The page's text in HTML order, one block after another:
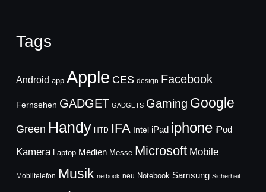
Tags
Android app Apple CES design Facebook
Fernsehen GADGET GADGETS Gaming Google
Green Handy HTD IFA Intel iPad iphone iPod
Kamera Laptop Medien Messe Microsoft Mobile
Mobiltelefon Musik netbook neu Notebook Samsung Sicherheit